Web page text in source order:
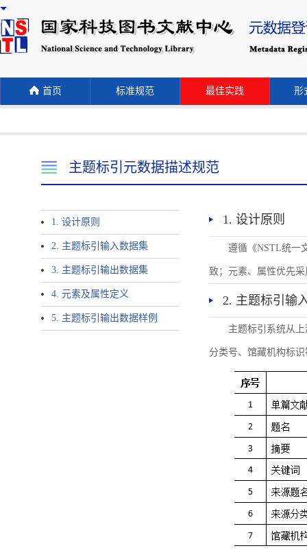
首页 标准规范 最佳实践 形
主题标引元数据描述规范
1. 设计原则
2. 主题标引输入数据集
3. 主题标引输出数据集
4. 元素及属性定义
5. 主题标引输出数据样例
1. 设计原则
遵循《NSTL统一
致；元素、属性优先
2. 主题标引输
主题标引系统从
分类号、馆藏机构标